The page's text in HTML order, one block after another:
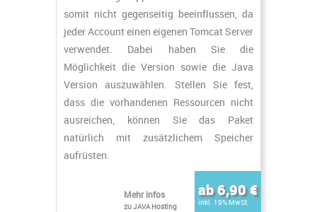
somit nicht gegenseitig beeinflussen, da
jeder Account einen eigenen Tomcat Server
verwendet. Dabei haben Sie die
Möglichkeit die Version sowie die Java
Version auszuwählen. Stellen Sie fest,
dass die vorhandenen Ressourcen nicht
ausreichen, können Sie das Paket
natürlich mit zusätzlichem Speicher
aufrüsten.
ab 6,90 €
inkl. 19% MwSt.
Mehr infos
zu JAVA Hosting